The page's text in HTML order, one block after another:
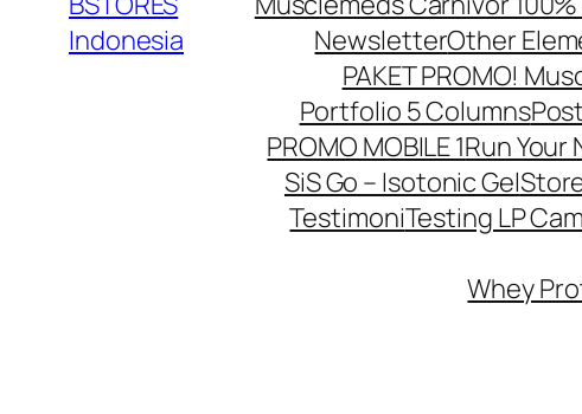
Indonesia
NewsletterOther
PAKET PROMO!
Portfolio 5 Columns
PROMO MOBILE 1Run Your
SiS Go – Isotonic Gel
TestimoniTesting LP
Whey